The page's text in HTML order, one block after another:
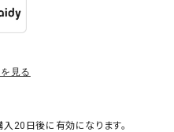
見る
20日後に有効になります。